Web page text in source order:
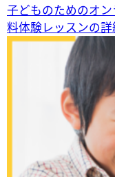
子どものためのオン
料体験レッスンの